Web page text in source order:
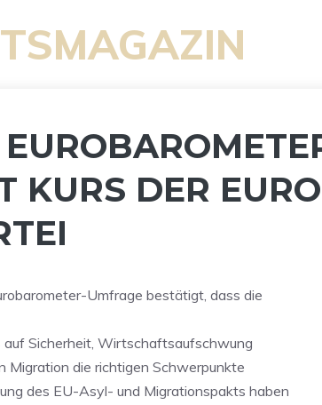
KURS DER
Umfrage bestätigt, dass die
Sicherheit, Wirtschaftsaufschwung
Migration die richtigen Schwerpunkte
des EU-Asyl- und Migrationspakts haben